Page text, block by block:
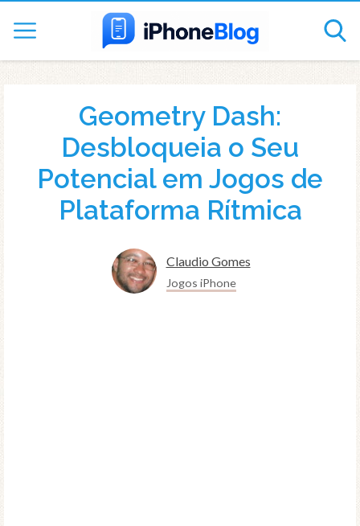
Geometry Dash:
Desbloqueia o Seu
Potencial em Jogos de
Plataforma Rítmica
Claudio Gomes
Jogos iPhone